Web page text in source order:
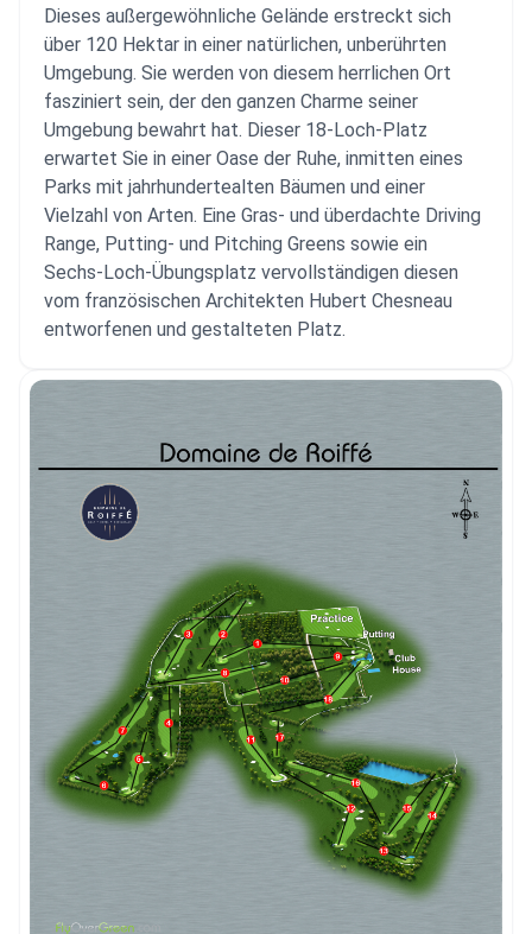
Dieses außergewöhnliche Gelände erstreckt sich
über 120 Hektar in einer natürlichen, unberührten
Umgebung. Sie werden von diesem herrlichen Ort
fasziniert sein, der den ganzen Charme seiner
Umgebung bewahrt hat. Dieser 18-Loch-Platz
erwartet Sie in einer Oase der Ruhe, inmitten eines
Parks mit jahrhundertealten Bäumen und einer
Vielzahl von Arten. Eine Gras- und überdachte Driving
Range, Putting- und Pitching Greens sowie ein
Sechs-Loch-Übungsplatz vervollständigen diesen
vom französischen Architekten Hubert Chesneau
entworfenen und gestalteten Platz.